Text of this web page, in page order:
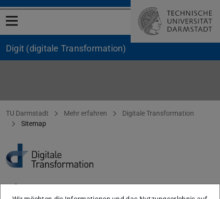
Menü öffnen
Digit (digitale Transformation)
Sie befinden sich hier:
TU Darmstadt Mehr erfahren
Digitale Transformation
Sitemap
Sitemap